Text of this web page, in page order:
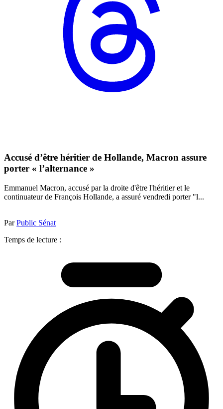
Accusé d’être héritier de Hollande, Macron assure
porter « l’alternance »
Emmanuel Macron, accusé par la droite d'être l'héritier et le
continuateur de François Hollande, a assuré vendredi porter "l...
ParPublic Sénat
Temps de lecture :